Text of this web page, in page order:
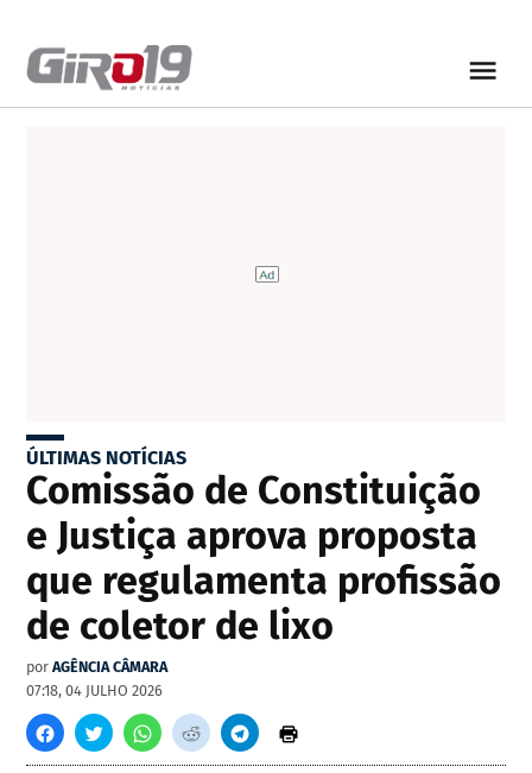
ÚLTIMAS NOTÍCIAS
Comissão de Constituição
e Justiça aprova proposta
que regulamenta profissão
de coletor de lixo
por AGÊNCIA CÂMARA
07:18, 04 JULHO 2026